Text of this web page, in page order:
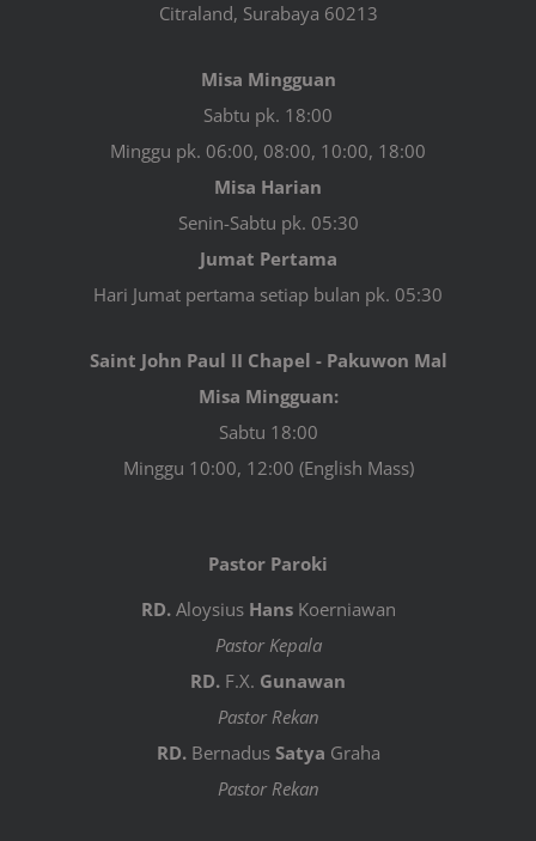
Citraland, Surabaya 60213
Misa Mingguan
Sabtu pk. 18:00
Minggu pk. 06:00, 08:00, 10:00, 18:00
Misa Harian
Senin-Sabtu pk. 05:30
Jumat Pertama
Hari Jumat pertama setiap bulan pk. 05:30
Saint John Paul II Chapel - Pakuwon Mal
Misa Mingguan:
Sabtu 18:00
Minggu 10:00, 12:00 (English Mass)
Pastor Paroki
RD.Aloysius HansKoerniawan
Pastor Kepala
RD. F.X. Gunawan
Pastor Rekan
RD.Bernadus Satya Graha
Pastor Rekan